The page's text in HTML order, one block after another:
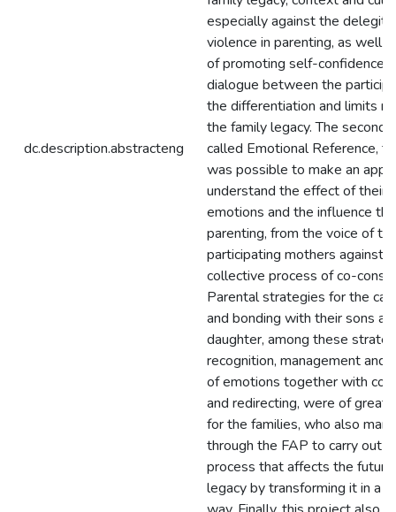
dc.description.abstracteng
especially against the
violence in parenting, as well
of promoting self-confidence
dialogue between the
the differentiation and limits
the family legacy. The second
called Emotional Reference,
was possible to make an
understand the effect of their
emotions and the influence
parenting, from the voice of
participating mothers against
collective process of co-
Parental strategies for the
and bonding with their sons
daughter, among these
recognition, management and
of emotions together with
and redirecting, were of great
for the families, who also
through the FAP to carry out a
process that affects the
legacy by transforming it in a